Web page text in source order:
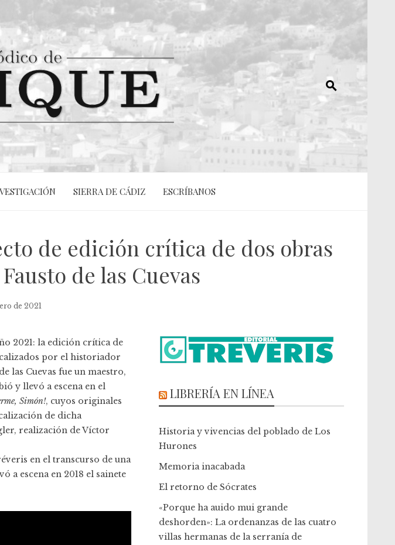
SIERRA DE CÁDIZ ESCRÍBANOS
de edición crítica de dos obras
de las Cuevas
de 2021
2021: la edición crítica de
por el historiador
las Cuevas fue un maestro,
y llevó a escena en el
Simón!, cuyos originales
de dicha
realización de Víctor
en el transcurso de una
a escena en 2018 el sainete
LIBRERÍA EN LÍNEA
Historia y vivencias del poblado de Los
Hurones
Memoria inacabada
El retorno de Sócrates
«Porque ha auido mui grande
deshorden»: La ordenanzas de las cuatro
villas hermanas de la serranía de